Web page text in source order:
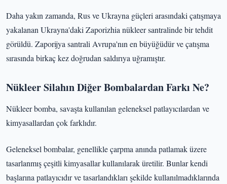
Daha yakın zamanda, Rus ve Ukrayna güçleri arasındaki çatışmaya
yakalanan Ukrayna'daki Zaporizhia nükleer santralinde bir tehdit
görüldü. Zaporijya santrali Avrupa'nın en büyüğüdür ve çatışma
sırasında birkaç kez doğrudan saldırıya uğramıştır.
Nükleer Silahın Diğer Bombalardan Farkı Ne?
Nükleer bomba, savaşta kullanılan geleneksel patlayıcılardan ve
kimyasallardan çok farklıdır.
Geleneksel bombalar, genellikle çarpma anında patlamak üzere
tasarlanmış çeşitli kimyasallar kullanılarak üretilir. Bunlar kendi
başlarına patlayıcıdır ve tasarlandıkları şekilde kullanılmadıklarında